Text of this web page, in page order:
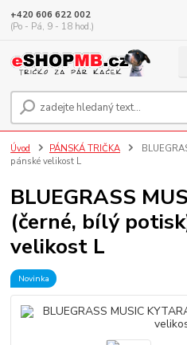
+420 606 622 002
(Po - Pá, 9 - 18 hod.)
Úvod PÁNSKÁ TRIČKA
pánské velikost L
BLUEGRASS
(černé, bílý
velikost L
Novinka